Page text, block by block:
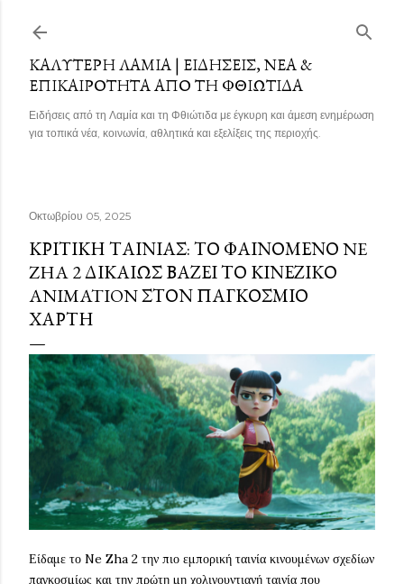
ΚΑΛΎΤΕΡΗ ΛΑΜΊΑ | ΕΙΔΉΣΕΙΣ, ΝΈΑ &
ΕΠΙΚΑΙΡΌΤΗΤΑ ΑΠΌ ΤΗ ΦΘΙΏΤΙΔΑ
Ειδήσεις από τη Λαμία και τη Φθιώτιδα με έγκυρη και άμεση ενημέρωση
για τοπικά νέα, κοινωνία, αθλητικά και εξελίξεις της περιοχής.
Οκτωβρίου 05, 2025
ΚΡΙΤΙΚΉ ΤΑΙΝΊΑΣ: ΤΟ ΦΑΙΝΌΜΕΝΟ NE
ZHA 2 ΔΙΚΑΊΩΣ ΒΆΖΕΙ ΤΟ ΚΙΝΕΖΙΚΌ
ANIMATION ΣΤΟΝ ΠΑΓΚΌΣΜΙΟ
ΧΆΡΤΗ
Είδαμε το Ne Zha 2 την πιο εμπορική ταινία κινουμένων σχεδίων
παγκοσμίως και την πρώτη μη χολιγουντιανή ταινία που